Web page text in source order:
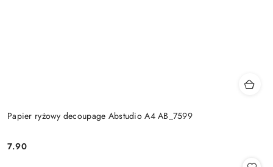
Papier ryżowy decoupage Abstudio A4 AB_7599
Cena:
7.90